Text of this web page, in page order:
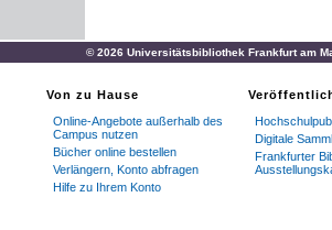
© 2026 Universitätsbibliothek Frankfurt am
Von zu Hause
Online-Angebote außerhalb des
Campus nutzen
Bücher online bestellen
Verlängern, Konto abfragen
Hilfe zu Ihrem Konto
Digitale
Frankfurter